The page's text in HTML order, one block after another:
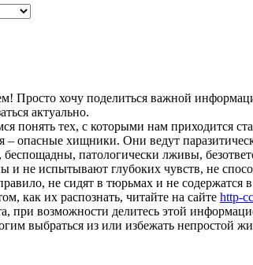
Просто хочу поделиться важной
актуально.
понять тех, с которыми нам приходится
– опасные хищники. Они ведут
беспощадны, патологически лживы,
и не испытывают глубоких чувств, не
не сидят в тюрьмах и не содержатся
как их распознать, читайте на сайте http-
при возможности делитесь этой
выбраться из или избежать непростой